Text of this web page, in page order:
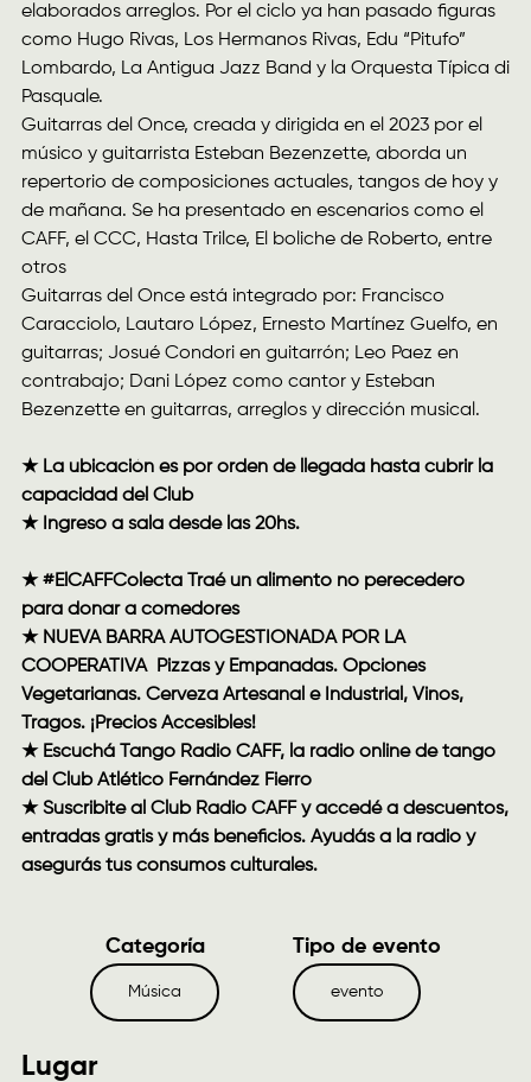
elaborados arreglos. Por el ciclo ya han pasado figuras
como Hugo Rivas, Los Hermanos Rivas, Edu “Pitufo”
Lombardo, La Antigua Jazz Band y la Orquesta Típica di
Pasquale.
Guitarras del Once, creada y dirigida en el 2023 por el
músico y guitarrista Esteban Bezenzette, aborda un
repertorio de composiciones actuales, tangos de hoy y
de mañana. Se ha presentado en escenarios como el
CAFF, el CCC, Hasta Trilce, El boliche de Roberto, entre
otros
Guitarras del Once está integrado por: Francisco
Caracciolo, Lautaro López, Ernesto Martínez Guelfo, en
guitarras; Josué Condori en guitarrón; Leo Paez en
contrabajo; Dani López como cantor y Esteban
Bezenzette en guitarras, arreglos y dirección musical.
★ La ubicación es por orden de llegada hasta cubrir la
capacidad del Club
★ Ingreso a sala desde las 20hs.
★ #ElCAFFColecta Traé un alimento no perecedero
para donar a comedores
★ NUEVA BARRA AUTOGESTIONADA POR LA
COOPERATIVA Pizzas y Empanadas. Opciones
Vegetarianas. Cerveza Artesanal e Industrial, Vinos,
Tragos. ¡Precios Accesibles!
★ Escuchá
Tango Radio CAFF, la radio online de tango
del Club Atlético Fernández Fierro
★ Suscribite al Club Radio CAFF y accedé a descuentos,
entradas gratis y más beneficios. Ayudás a la radio y
asegurás tus consumos culturales.
Categoría
Música
Tipo de evento
evento
Lugar